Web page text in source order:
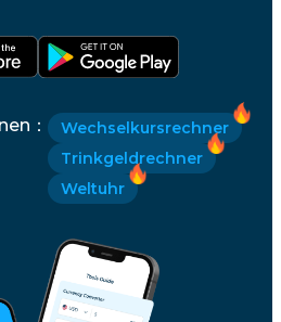
：
Wechselkursrechner
Trinkgeldrechner
Weltuhr